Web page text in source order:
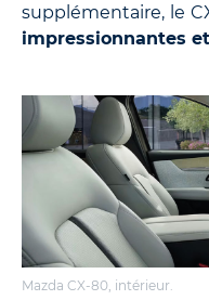
supplémentaire, le
impressionnantes
Mazda CX-80, intérieur.